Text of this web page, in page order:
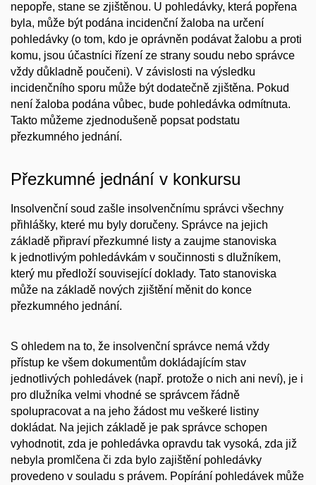
nepopře, stane se zjištěnou. U pohledávky, která popřena
byla, může být podána incidenční žaloba na určení
pohledávky (o tom, kdo je oprávněn podávat žalobu a proti
komu, jsou účastníci řízení ze strany soudu nebo správce
vždy důkladně poučeni). V závislosti na výsledku
incidenčního sporu může být dodatečně zjištěna. Pokud
není žaloba podána vůbec, bude pohledávka odmítnuta.
Takto můžeme zjednodušeně popsat podstatu
přezkumného jednání.
Přezkumné jednání v konkursu
Insolvenční soud zašle insolvenčnímu správci všechny
přihlášky, které mu byly doručeny. Správce na jejich
základě připraví přezkumné listy a zaujme stanoviska
k jednotlivým pohledávkám v součinnosti s dlužníkem,
který mu předloží související doklady. Tato stanoviska
může na základě nových zjištění měnit do konce
přezkumného jednání.
S ohledem na to, že insolvenční správce nemá vždy
přístup ke všem dokumentům dokládajícím stav
jednotlivých pohledávek (např. protože o nich ani neví), je i
pro dlužníka velmi vhodné se správcem řádně
spolupracovat a na jeho žádost mu veškeré listiny
dokládat. Na jejich základě je pak správce schopen
vyhodnotit, zda je pohledávka opravdu tak vysoká, zda již
nebyla promlčena či zda bylo zajištění pohledávky
provedeno v souladu s právem. Popírání pohledávek může